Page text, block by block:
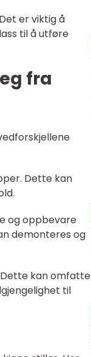
er viktig å
til å utføre
fra
Dette kan
og oppbevare
demonteres og
kan omfatte
til